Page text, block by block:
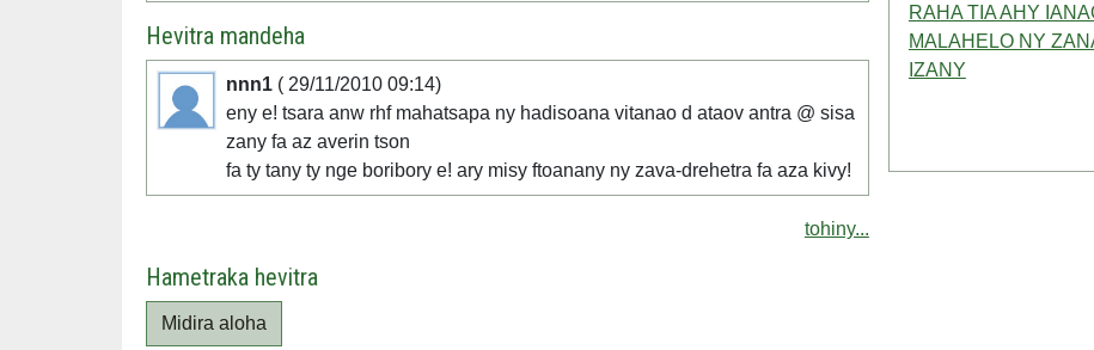
Hevitra mandeha
nnn1 ( 29/11/2010 09:14)
eny e! tsara anw rhf mahatsapa ny hadisoana vitanao d ataov antra @ sisa
zany fa az averin tson
fa ty tany ty nge boribory e! ary misy ftoanany ny zava-drehetra fa aza kivy!
tohiny...
Hametraka hevitra
Midira aloha
RAHA TIA AHY
MALAHELO NY
IZANY